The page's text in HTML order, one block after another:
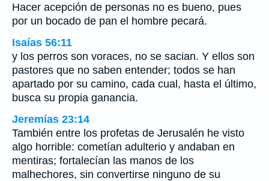
Hacer acepción de personas no es bueno, pues
por un bocado de pan el hombre pecará.
Isaías 56:11
y los perros son voraces, no se sacian. Y ellos son
pastores que no saben entender; todos se han
apartado por su camino, cada cual, hasta el último,
busca su propia ganancia.
Jeremías 23:14
También entre los profetas de Jerusalén he visto
algo horrible: cometían adulterio y andaban en
mentiras; fortalecían las manos de los
malhechores, sin convertirse ninguno de su